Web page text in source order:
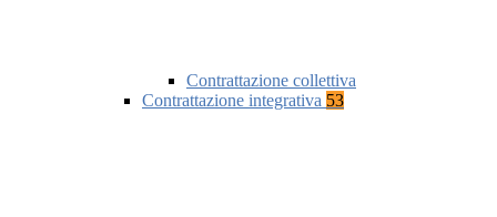
Contrattazione collettiva
Contrattazione integrativa 53